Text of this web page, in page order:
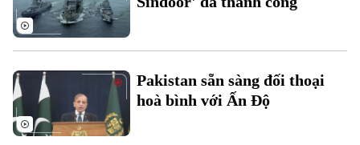
Pakistan sẵn sàng đối thoại
hoà bình với Ấn Độ